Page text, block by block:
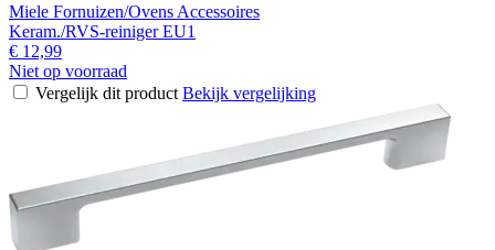
Miele Fornuizen/Ovens Accessoires
Keram./RVS-reiniger EU1
€ 12,99
Niet op voorraad
Vergelijk dit product Bekijk vergelijking